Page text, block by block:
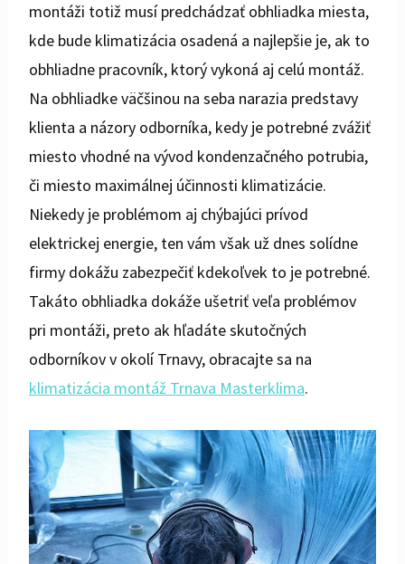
montáži totiž musí predchádzať obhliadka miesta,
kde bude klimatizácia osadená a najlepšie je, ak to
obhliadne pracovník, ktorý vykoná aj celú montáž.
Na obhliadke väčšinou na seba narazia predstavy
klienta a názory odborníka, kedy je potrebné zvážiť
miesto vhodné na vývod kondenzačného potrubia,
či miesto maximálnej účinnosti klimatizácie.
Niekedy je problémom aj chýbajúci prívod
elektrickej energie, ten vám však už dnes solídne
firmy dokážu zabezpečiť kdekoľvek to je potrebné.
Takáto obhliadka dokáže ušetriť veľa problémov
pri montáži, preto ak hľadáte skutočných
odborníkov v okolí Trnavy, obracajte sa na
klimatizácia montáž Trnava Masterklima.